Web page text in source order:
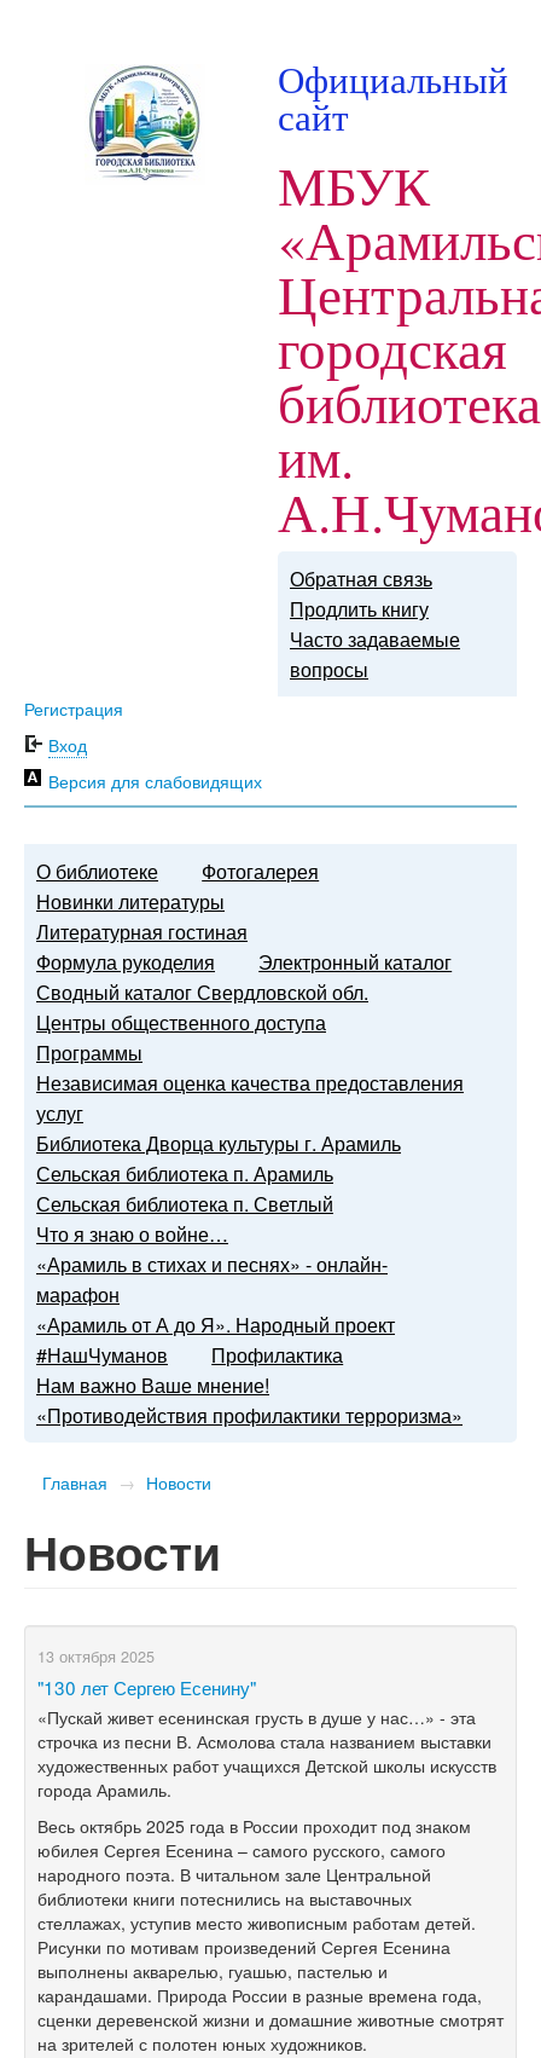
Официальный
сайт
МБУК
городская
библиотека
им.
Обратная связь
Продлить книгу
Часто задаваемые
вопросы
Регистрация
Вход
Версия для слабовидящих
О библиотеке
Фотогалерея
Новинки литературы
Литературная гостиная
Формула рукоделия
Электронный каталог
Сводный каталог Свердловской обл.
Центры общественного доступа
Программы
Независимая оценка качества предоставления
услуг
Библиотека Дворца культуры г. Арамиль
Сельская библиотека п. Арамиль
Сельская библиотека п. Светлый
Что я знаю о войне…
«Арамиль в стихах и песнях» - онлайн-
марафон
«Арамиль от А до Я». Народный проект
#НашЧуманов
Профилактика
Нам важно Ваше мнение!
«Противодействия профилактики терроризма»
Главная → Новости
Новости
13 октября 2025
"130 лет Сергею Есенину"
«Пускай живет есенинская грусть в душе у нас…» - эта
строчка из песни В. Асмолова стала названием выставки
художественных работ учащихся Детской школы искусств
города Арамиль.
Весь октябрь 2025 года в России проходит под знаком
юбилея Сергея Есенина – самого русского, самого
народного поэта. В читальном зале Центральной
библиотеки книги потеснились на выставочных
стеллажах, уступив место живописным работам детей.
Рисунки по мотивам произведений Сергея Есенина
выполнены акварелью, гуашью, пастелью и
карандашами. Природа России в разные времена года,
сценки деревенской жизни и домашние животные смотрят
на зрителей с полотен юных художников.